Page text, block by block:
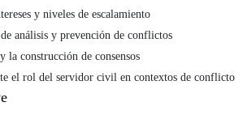
y niveles de escalamiento
análisis y prevención de conflictos
construcción de consensos
el rol del servidor civil en contextos de conflicto